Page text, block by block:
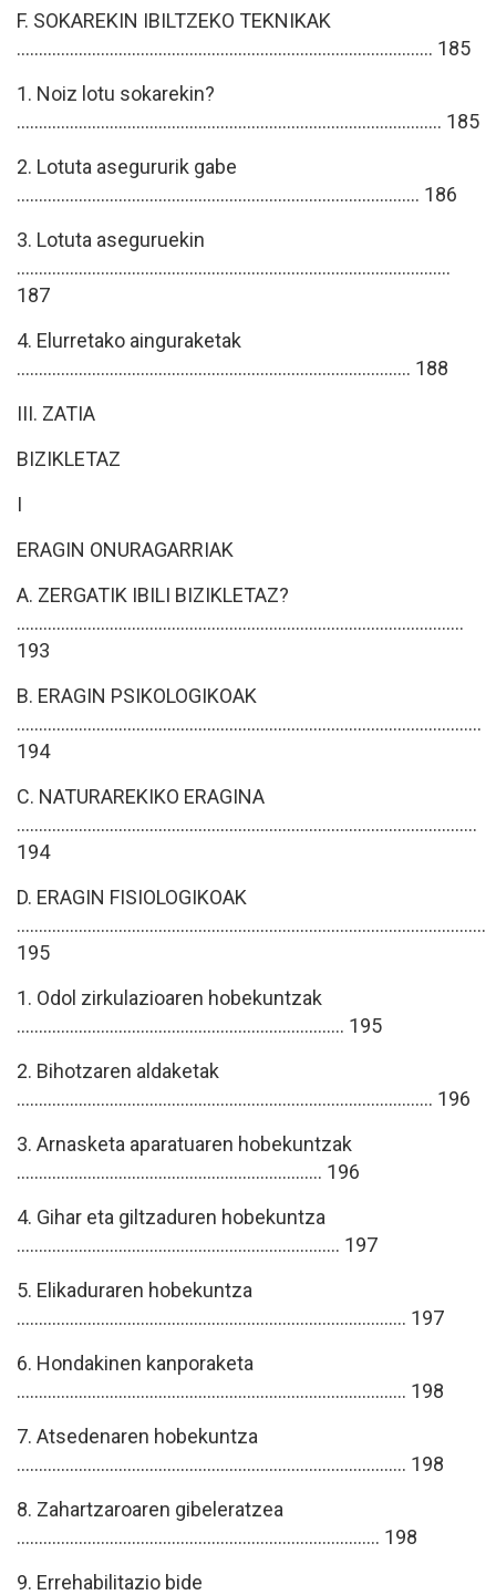
F. SOKAREKIN IBILTZEKO TEKNIKAK
.............................................................................................. 185
1. Noiz lotu sokarekin?
................................................................................................ 185
2. Lotuta asegururik gabe
........................................................................................... 186
3. Lotuta aseguruekin
..................................................................................................
187
4. Elurretako ainguraketak
......................................................................................... 188
III. ZATIA
BIZIKLETAZ
I
ERAGIN ONURAGARRIAK
A. ZERGATIK IBILI BIZIKLETAZ?
.....................................................................................................
193
B. ERAGIN PSIKOLOGIKOAK
.........................................................................................................
194
C. NATURAREKIKO ERAGINA
........................................................................................................
194
D. ERAGIN FISIOLOGIKOAK
..........................................................................................................
195
1. Odol zirkulazioaren hobekuntzak
.......................................................................... 195
2. Bihotzaren aldaketak
.............................................................................................. 196
3. Arnasketa aparatuaren hobekuntzak
..................................................................... 196
4. Gihar eta giltzaduren hobekuntza
......................................................................... 197
5. Elikaduraren hobekuntza
........................................................................................ 197
6. Hondakinen kanporaketa
........................................................................................ 198
7. Atsedenaren hobekuntza
........................................................................................ 198
8. Zahartzaroaren gibeleratzea
.................................................................................. 198
9. Errehabilitazio bide